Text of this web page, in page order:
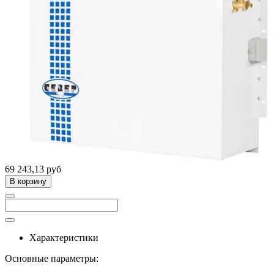
69 243,13 руб
В корзину
Характеристики
Основные параметры: